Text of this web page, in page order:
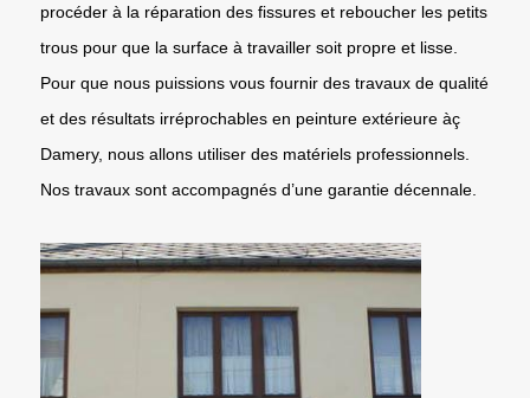
procéder à la réparation des fissures et reboucher les petits
trous pour que la surface à travailler soit propre et lisse.
Pour que nous puissions vous fournir des travaux de qualité
et des résultats irréprochables en peinture extérieure àç
Damery, nous allons utiliser des matériels professionnels.
Nos travaux sont accompagnés d’une garantie décennale.